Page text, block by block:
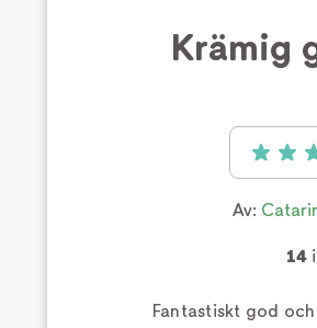
Krämig
Betyg:
Av:
14
Fantastiskt god